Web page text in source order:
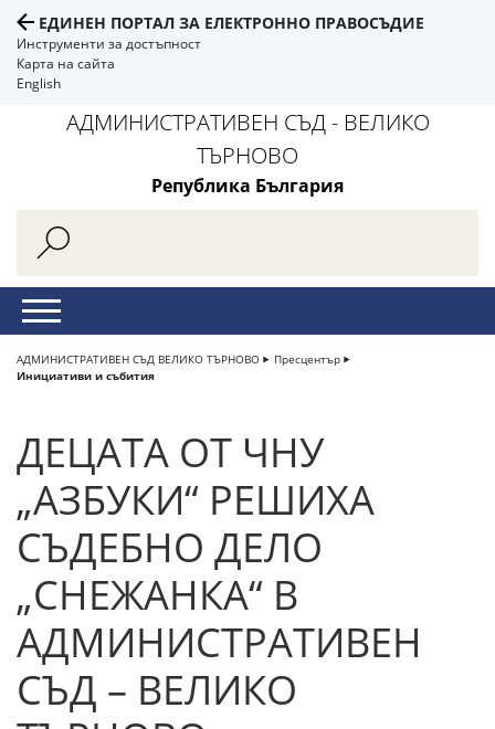
ЕДИНЕН ПОРТАЛ ЗА ЕЛЕКТРОННО ПРАВОСЪДИЕ
Инструменти за достъпност
Карта на сайта
English
АДМИНИСТРАТИВЕН СЪД - ВЕЛИКО
ТЪРНОВО
Република България
АДМИНИСТРАТИВЕН СЪД ВЕЛИКО ТЪРНОВО
Пресцентър
Инициативи и събития
ДЕЦАТА ОТ ЧНУ
„АЗБУКИ“ РЕШИХА
СЪДЕБНО ДЕЛО
„СНЕЖАНКА“ В
АДМИНИСТРАТИВЕН
СЪД – ВЕЛИКО